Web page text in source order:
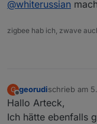
@whiterussian
zigbee hab ich, zwave
G
Offline
georudischrieb am
zuletzt
Hallo Arteck,
Ich hätte ebenfalls